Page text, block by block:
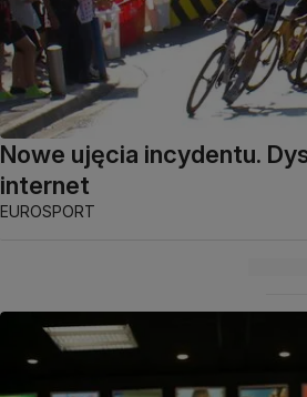
Nowe ujęcia incydentu.
internet
EUROSPORT